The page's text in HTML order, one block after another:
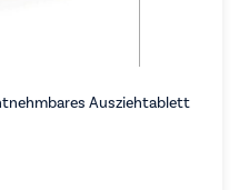
Ausziehtablett